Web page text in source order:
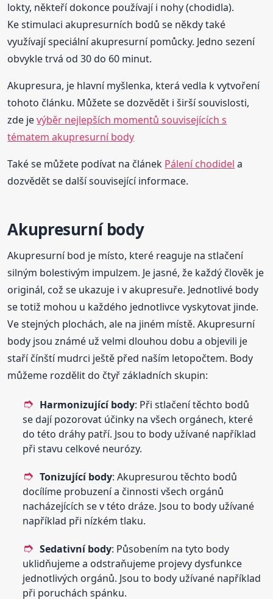
lokty, někteří dokonce používají i nohy (chodidla).
Ke stimulaci akupresurních bodů se někdy také
využívají speciální akupresurní pomůcky. Jedno sezení
obvykle trvá od 30 do 60 minut.
Akupresura, je hlavní myšlenka, která vedla k vytvoření
tohoto článku. Můžete se dozvědět i širší souvislosti,
zde jevýběr nejlepších momentů souvisejících s
tématem akupresurní body
Také se můžete podívat na článek Pálení chodidel a
dozvědět se další související informace.
Akupresurní body
Akupresurní bod je místo, které reaguje na stlačení
silným bolestivým impulzem. Je jasné, že každý člověk je
originál, což se ukazuje i v akupresuře. Jednotlivé body
se totiž mohou u každého jednotlivce vyskytovat jinde.
Ve stejných plochách, ale na jiném místě. Akupresurní
body jsou známé už velmi dlouhou dobu a objevili je
staří čínští mudrci ještě před naším letopočtem. Body
můžeme rozdělit do čtyř základních skupin:
Harmonizující body: Při stlačení těchto bodů
se dají pozorovat účinky na všech orgánech, které
do této dráhy patří. Jsou to body užívané například
při stavu celkové neurózy.
Tonizující body: Akupresurou těchto bodů
docílíme probuzení a činnosti všech orgánů
nacházejících se v této dráze. Jsou to body užívané
například při nízkém tlaku.
Sedativní body: Působením na tyto body
uklidňujeme a odstraňujeme projevy dysfunkce
jednotlivých orgánů. Jsou to body užívané například
při poruchách spánku.